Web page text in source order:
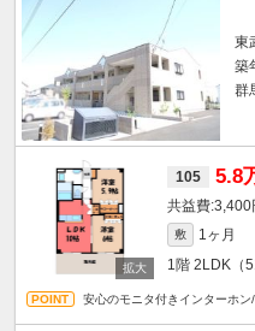
東
築
群
105 5.8
3,400
敷 1ヶ月
1階 2LDK（
安心のモニタ付きインターホ